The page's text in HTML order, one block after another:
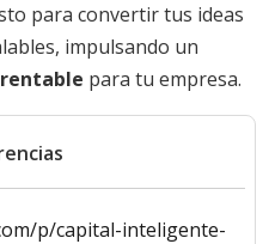
para convertir tus ideas
impulsando un
para tu empresa.
p/capital-inteligente-